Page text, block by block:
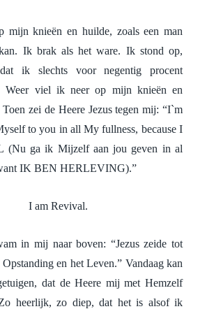
mijn knieën en huilde, zoals een man
Ik brak als het ware. Ik stond op,
ik slechts voor negentig procent
Weer viel ik neer op mijn knieën en
zei de Heere Jezus tegen mij: “I`m
to you in all My fullness, because I
(Nu ga ik Mijzelf aan jou geven in al
IK BEN HERLEVING).”
I am Revival.
in mij naar boven: “Jezus zeide tot
en het Leven.” Vandaag kan
dat de Heere mij met Hemzelf
heerlijk, zo diep, dat het is alsof ik